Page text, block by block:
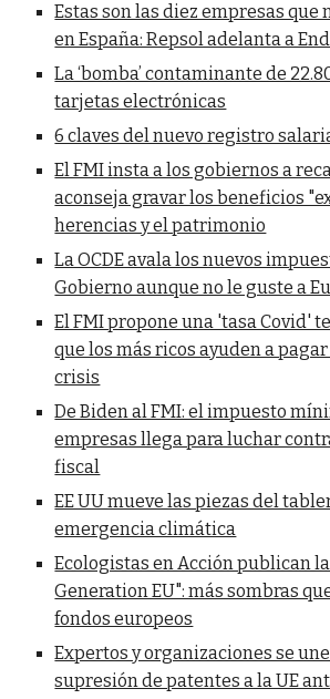
Estas son las diez empresas que
en España: Repsol adelanta a
La ‘bomba’ contaminante de
tarjetas electrónicas
6 claves del nuevo registro
El FMI insta a los gobiernos a
aconseja gravar los beneficios
herencias y el patrimonio
La OCDE avala los nuevos
Gobierno aunque no le guste a
El FMI propone una 'tasa Covid'
que los más ricos ayuden a
crisis
De Biden al FMI: el impuesto
empresas llega para luchar
fiscal
EE UU mueve las piezas del
emergencia climática
Ecologistas en Acción publican
Generation EU": más sombras
fondos europeos
Expertos y organizaciones se
supresión de patentes a la UE